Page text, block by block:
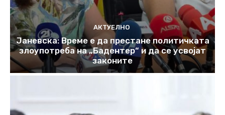
АКТУЕЛНО
Јаневска: Време е да престане политичката
злоупотреба на „Бадентер“ и да се усвојат
законите